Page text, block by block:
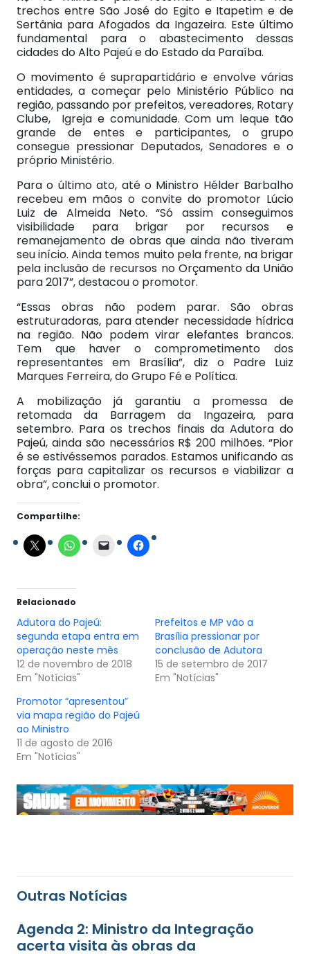
trechos entre São José do Egito e Itapetim e de
Sertânia para Afogados da Ingazeira. Este último
fundamental para o abastecimento dessas
cidades do Alto Pajeú e do Estado da Paraíba.
O movimento é suprapartidário e envolve várias
entidades, a começar pelo Ministério Público na
região, passando por prefeitos, vereadores, Rotary
Clube, Igreja e comunidade. Com um leque tão
grande de entes e participantes, o grupo
consegue pressionar Deputados, Senadores e o
próprio Ministério.
Para o último ato, até o Ministro Hélder Barbalho
recebeu em mãos o convite do promotor Lúcio
Luiz de Almeida Neto. “Só assim conseguimos
visibilidade para brigar por recursos e
remanejamento de obras que ainda não tiveram
seu início. Ainda temos muito pela frente, na brigar
pela inclusão de recursos no Orçamento da União
para 2017”, destacou o promotor.
“Essas obras não podem parar. São obras
estruturadoras, para atender necessidade hídrica
na região. Não podem virar elefantes brancos.
Tem que haver o comprometimento dos
representantes em Brasília”, diz o Padre Luiz
Marques Ferreira, do Grupo Fé e Política.
A mobilização já garantiu a promessa de
retomada da Barragem da Ingazeira, para
setembro. Para os trechos finais da Adutora do
Pajeú, ainda são necessários R$ 200 milhões. “Pior
é se estivéssemos parados. Estamos unificando as
forças para capitalizar os recursos e viabilizar a
obra”, conclui o promotor.
Compartilhe:
Relacionado
Adutora do Pajeú:
segunda etapa entra em
operação neste mês
12 de novembro de 2018
Em "Notícias"
Prefeitos e MP vão a
Brasília pressionar por
conclusão de Adutora
15 de setembro de 2017
Em "Notícias"
Promotor “apresentou”
via mapa região do Pajeú
ao Ministro
11 de agosto de 2016
Em "Notícias"
Outras Notícias
Agenda 2: Ministro da Integração
acerta visita às obras da